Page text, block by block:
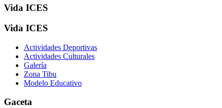
Vida ICES
Vida ICES
Actividades Deportivas
Actividades Culturales
Galería
Zona Tibu
Modelo Educativo
Gaceta